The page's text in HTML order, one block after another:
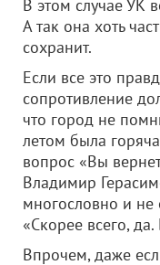
В этом случае УК
А так она хоть
сохранит.
Если все это
сопротивление
что город не
летом была
вопрос «Вы
Владимир
многословно и не
«Скорее всего,
Впрочем, даже